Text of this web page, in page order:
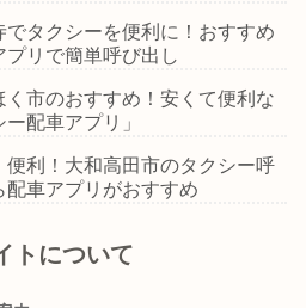
でタクシーを便利に！おすすめ
プリで簡単呼び出し
く市のおすすめ！安くて便利な
ー配車アプリ」
便利！大和高田市のタクシー呼
配車アプリがおすすめ
トについて